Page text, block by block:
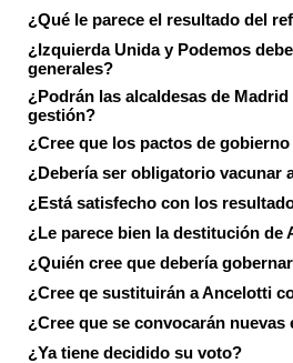
¿Qué le parece el resultado del
¿Izquierda Unida y Podemos
generales?
¿Podrán las alcaldesas de
gestión?
¿Cree que los pactos de
¿Debería ser obligatorio vacunar
¿Está satisfecho con los
¿Le parece bien la destitución de
¿Quién cree que debería
¿Cree qe sustituirán a Ancelotti
¿Cree que se convocarán
¿Ya tiene decidido su voto?